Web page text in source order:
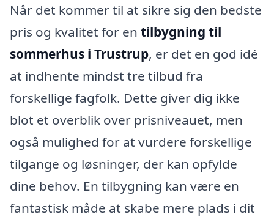
Når det kommer til at sikre sig den bedste
pris og kvalitet for en tilbygning til
sommerhus i Trustrup, er det en god idé
at indhente mindst tre tilbud fra
forskellige fagfolk. Dette giver dig ikke
blot et overblik over prisniveauet, men
også mulighed for at vurdere forskellige
tilgange og løsninger, der kan opfylde
dine behov. En tilbygning kan være en
fantastisk måde at skabe mere plads i dit